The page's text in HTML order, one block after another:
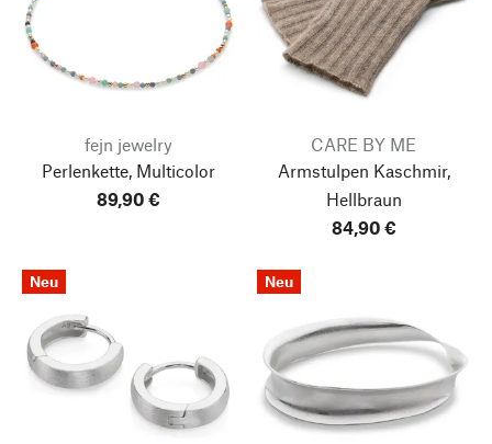
fejn jewelry
Perlenkette, Multicolor
89,90 €
CARE BY ME
Armstulpen Kaschmir,
Hellbraun
84,90 €
Neu Neu